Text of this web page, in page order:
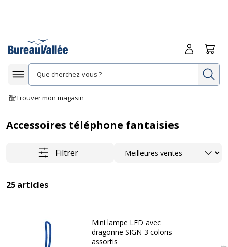
Afficher la navigation
Trouver mon magasin
Me
Accessoires téléphone fantaisies
Filtrer Trier
25 articles
Mini lampe LED avec
dragonne SIGN 3 coloris
assortis